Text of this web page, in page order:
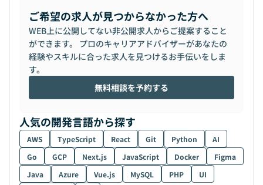
ご希望の求人が見つからなかった方へ
WEB上に公開してない非公開求人からご提案すること
ができます。 プロのキャリアアドバイザーがあなたの
経験やスキルに合った求人を見つけるお手伝いをしま
す。
無料相談を予約する
人気の開発言語から探す
AWS TypeScript React Git Python
AI
Go
GCP Next.js JavaScript Docker
Figma
Java
Azure Vue.js MySQL PHP
UI